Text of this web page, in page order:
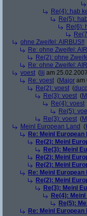
Re(4): hab
Re(5):
Re(6):
ohne Zweifel: AIRBUS!!
Re: ohne Zweifel:
Re(2): ohne
Re: ohne Zweifel:
voest ( lij am
Re: voest (Major am
Re(2): voest (
Re(3): voest (
Re(4): voest
Re(5):
Re(3): voest (
Meinl European Land (
Re: Meinl European
Re(2): Meinl
Re(3): Meinl
Re(2): Meinl
Re(2): Meinl
Re: Meinl European
Re(2): Meinl
Re(3): Meinl
Re(4):
Re(5):
Re: Meinl European